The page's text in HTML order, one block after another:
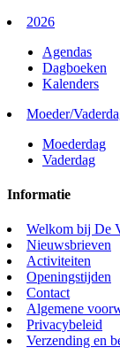
2026
Agendas
Dagboeken
Kalenders
Moeder/
Moederdag
Vaderdag
Informatie
Welkom bij De
Nieuwsbrieven
Activiteiten
Openingstijden
Contact
Algemene
Privacybeleid
Verzending en